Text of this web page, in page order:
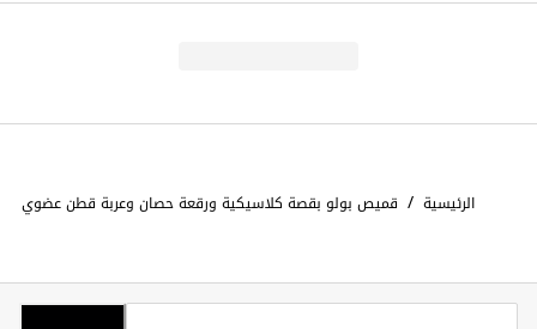
الرئيسية / قميص بولو بقصة كلاسيكية ورقعة حصان وعربة قطن عضوي